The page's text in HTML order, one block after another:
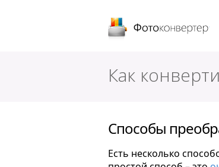
Как
Способы
Есть несколько